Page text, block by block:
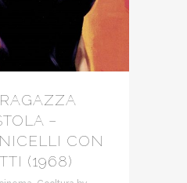
–
CON
(1968)